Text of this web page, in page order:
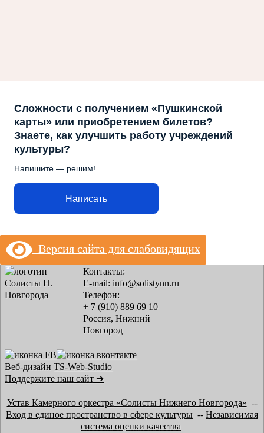
Сложности с получением «Пушкинской
карты» или приобретением билетов?
Знаете, как улучшить работу учреждений
культуры?
Напишите — решим!
Написать
Версия сайта для слабовидящих
Контакты:
E-mail: info@solistynn.ru
Телефон:
+ 7 (910) 889 69 10
Россия, Нижний
Новгород
Веб-дизайнTS-Web-Studio
Поддержите наш сайт ➔
Устав Камерного оркестра «Солисты Нижнего Новгорода» --
Вход в единое пространство в сфере культуры -- Независимая
система оценки качества